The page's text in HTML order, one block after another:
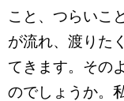
こと、つらいこ
が流れ、渡りた
てきます。その
のでしょうか。